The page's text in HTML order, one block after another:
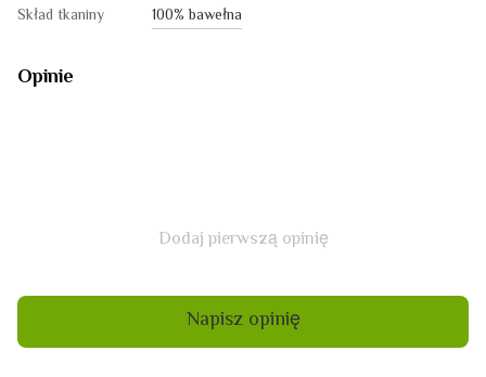
Skład tkaniny
100% bawełna
Opinie
Dodaj pierwszą opinię
Napisz opinię